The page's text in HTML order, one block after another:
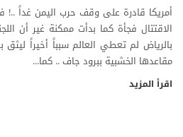
أمريكا قادرة على وقف حرب اليمن غداً
الاقتتال فجأة كما بدأت ممكنة غير أن
بالرياض لم تعطي العالم سبباً أخيراً
مقاعدها الخشبية ببرود جاف .. كما...
اقرأ المزيد